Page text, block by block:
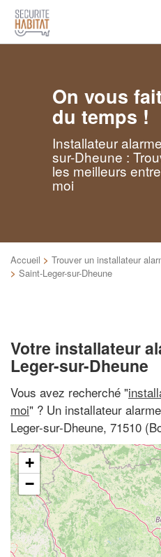
On vous
du temps !
Installateur
sur-Dheune :
les meilleurs
moi
Accueil > Trouver un installateur
> Saint-Leger-sur-Dheune
Votre installateur
Leger-sur-Dheune
Vous avez recherché "
moi" ? Un installateur
Leger-sur-Dheune, 71510
+
−